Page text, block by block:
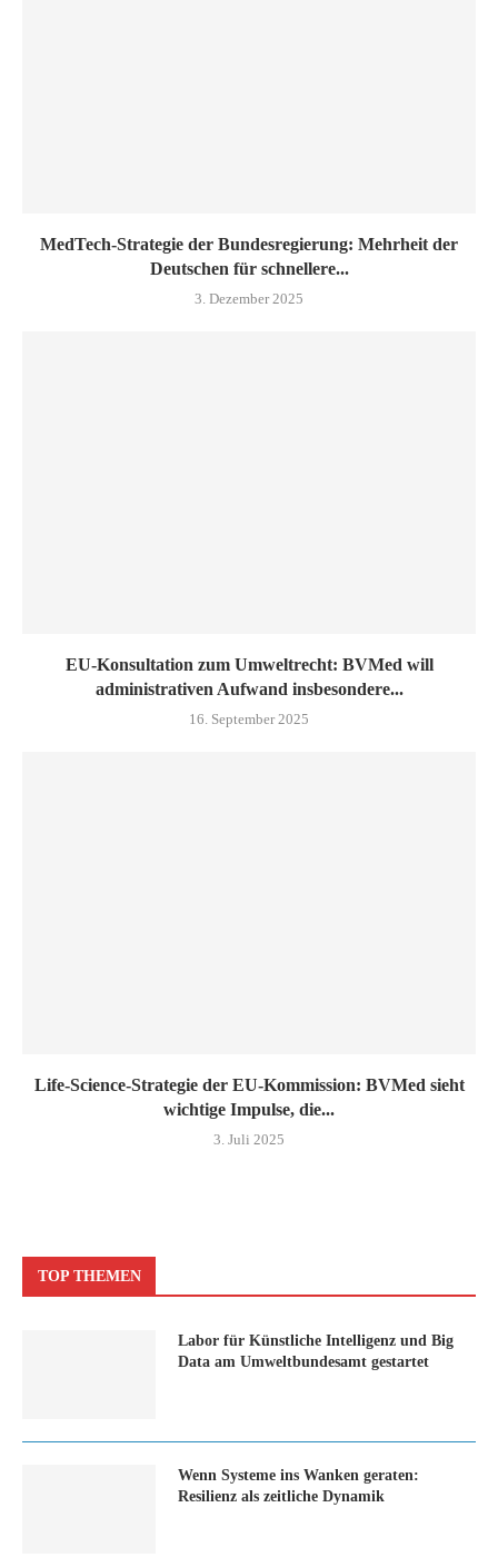
MedTech-Strategie der Bundesregierung: Mehrheit der
Deutschen für schnellere...
3. Dezember 2025
EU-Konsultation zum Umweltrecht: BVMed will
administrativen Aufwand insbesondere...
16. September 2025
Life-Science-Strategie der EU-Kommission: BVMed sieht
wichtige Impulse, die...
3. Juli 2025
TOP THEMEN
Labor für Künstliche Intelligenz und Big
Data am Umweltbundesamt gestartet
Wenn Systeme ins Wanken geraten:
Resilienz als zeitliche Dynamik